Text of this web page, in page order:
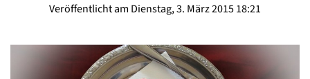
Veröffentlicht am Dienstag, 3. März 2015 18:21